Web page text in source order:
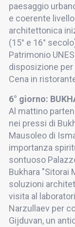
paesaggio
e coerente
architettonica
(15° e 16°
Patrimonio
disposizione
Cena in
6° giorno:
Al mattino
nei pressi di
Mausoleo di
importanza
sontuoso
Bukhara "Sitorai
soluzioni
visita al
Narzullaev per
Gijduvan, un